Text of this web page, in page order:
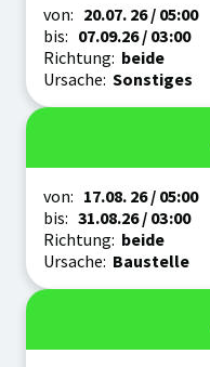
Zeitraum
von: 20.07. 26/ 05:00
bis: 07.09.26/ 03:00
Richtung: beide
Ursache: Sonstiges
Zeitraum
von: 17.08. 26/ 05:00
bis: 31.08.26/ 03:00
Richtung: beide
Ursache: Baustelle